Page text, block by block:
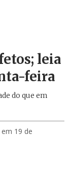
leia
feira
do que em
19 de